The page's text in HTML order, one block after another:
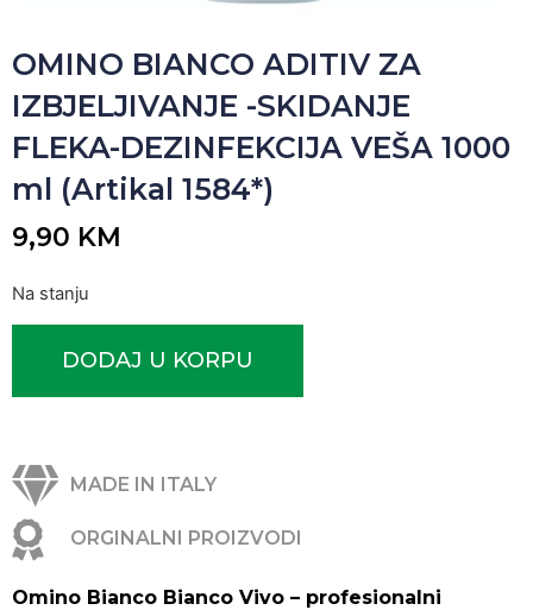
OMINO BIANCO ADITIV ZA
IZBJELJIVANJE -SKIDANJE
FLEKA-DEZINFEKCIJA VEŠA 1000
ml (Artikal 1584*)
9,90 KM
Na stanju
DODAJ U KORPU
MADE IN ITALY
ORGINALNI PROIZVODI
Omino Bianco Bianco Vivo – profesionalni